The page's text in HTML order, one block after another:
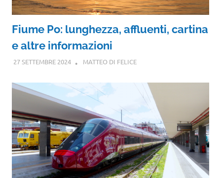
Fiume Po: lunghezza, affluenti, cartina
e altre informazioni
27 SETTEMBRE 2024 MATTEO DI FELICE